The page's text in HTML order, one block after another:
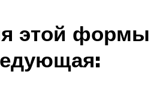
этой формы